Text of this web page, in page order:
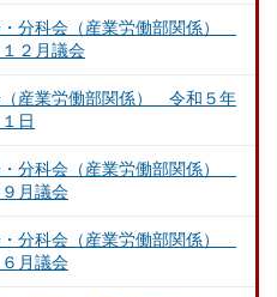
分科会（産業労働部関係）
２月議会
産業労働部関係） 令和５年
日
分科会（産業労働部関係）
月議会
分科会（産業労働部関係）
月議会